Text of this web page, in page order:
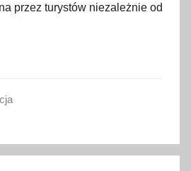
przez turystów niezależnie od